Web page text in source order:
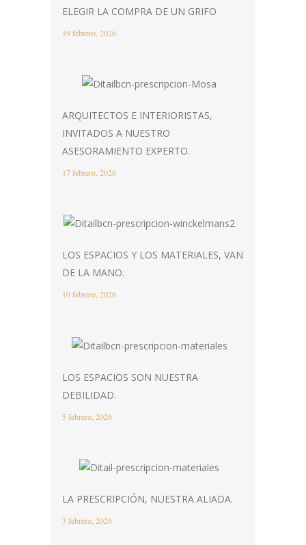
ELEGIR LA COMPRA DE UN GRIFO
19 febrero, 2026
ARQUITECTOS E INTERIORISTAS,
INVITADOS A NUESTRO
ASESORAMIENTO EXPERTO.
17 febrero, 2026
LOS ESPACIOS Y LOS MATERIALES, VAN
DE LA MANO.
10 febrero, 2026
LOS ESPACIOS SON NUESTRA
DEBILIDAD.
5 febrero, 2026
LA PRESCRIPCIÓN, NUESTRA ALIADA.
3 febrero, 2026